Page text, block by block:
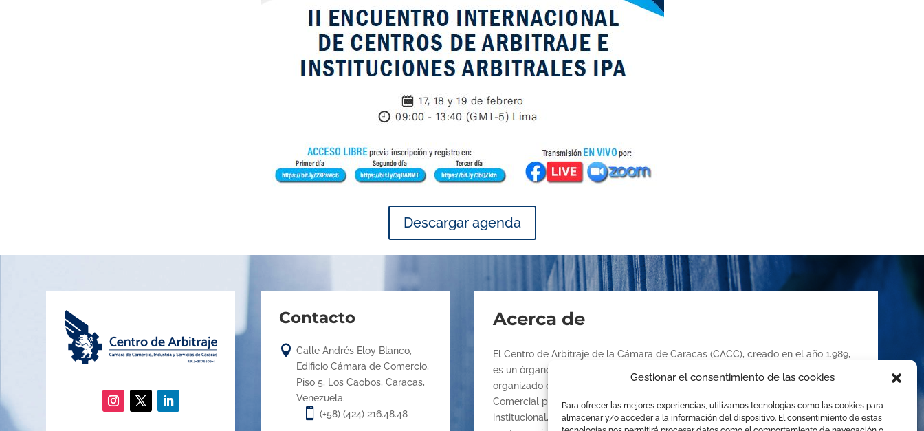
Gestionar el consentimiento de las cookies
Para ofrecer las mejores experiencias, utilizamos tecnologías como las cookies para
almacenar y/o acceder a la información del dispositivo. El consentimiento de estas
Descargar agenda
Contacto
 Calle Andrés Eloy Blanco,
Edificio Cámara de Comercio,
Piso 5, Los Caobos, Caracas,
Venezuela.
 (+58) (424) 216.48.48
Acerca de
El Centro de Arbitraje de la Cámara de Caracas (CACC), creado en el año 1.989,
es un órgano de la Cámara de Comercio, Industria y Servicios de Caracas,
organizado de conformidad con las disposiciones de la Ley de Arbitraje
Comercial para promover la solución de conflictos mediante el arbitraje
institucional, la mediación y cualquier otro mecanismo alternativo de solución de